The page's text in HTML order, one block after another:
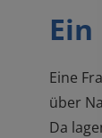
Eine
über
Da